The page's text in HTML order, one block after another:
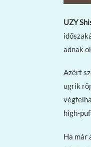
UZY
adnak
Azért
ugrik
high-
Ha már